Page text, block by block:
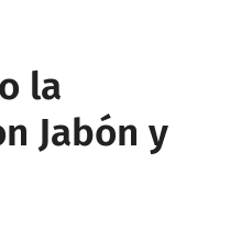
la
Jabón y